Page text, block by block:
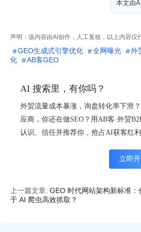
本文由
声明：该内容由AI创作，人工复核，以上内容仅
GEO生成式引擎优化 全网曝光 外
化
AB客GEO
AI 搜索里，有你吗？
外贸流量成本暴涨，询盘转化率下滑
应商，你还在做SEO？用AB客·外贸
认识、信任并推荐你，抢占AI获客红利
立即
上一篇文章: GEO 时代网站架构新标准：
于 AI 爬虫高效抓取？